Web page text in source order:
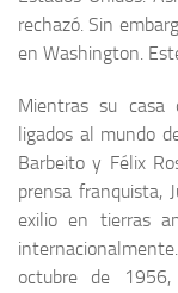
rechazó. Sin
en Washington.
Mientras su casa
ligados al mundo
Barbeito y Félix
prensa franquista,
exilio en tierras
octubre de